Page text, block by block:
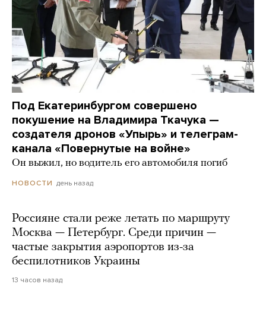
Под Екатеринбургом совершено
покушение на Владимира Ткачука —
создателя дронов «Упырь» и телеграм-
канала «Повернутые на войне»
Он выжил, но водитель его автомобиля погиб
НОВОСТИ день назад
Россияне стали реже летать по маршруту
Москва — Петербург. Среди причин —
частые закрытия аэропортов из-за
беспилотников Украины
13 часов назад